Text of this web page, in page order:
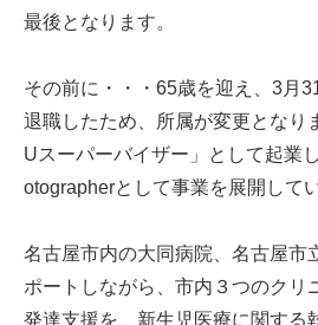
最後となります。
その前に・・・65歳を迎え、3月
退職したため、所属が変更となり
Uスーパーバイザー」として起業
otographerとして事業を展開して
名古屋市内の大同病院、名古屋市
ポートしながら、市内３つのクリ
発達支援を、新生児医療に関する